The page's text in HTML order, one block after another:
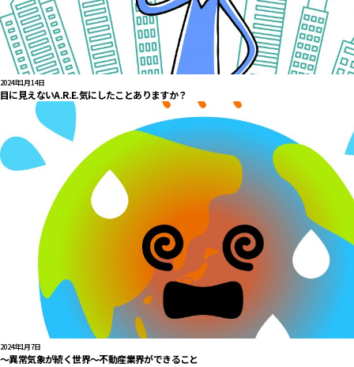
2024年1月14日
目に見えないA.R.E.気にしたことありますか？
2024年1月7日
～異常気象が続く世界～不動産業界ができること